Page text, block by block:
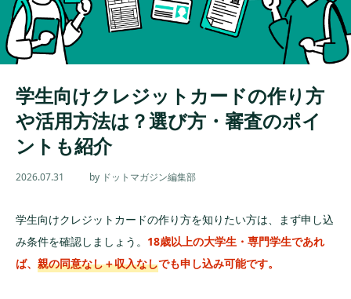
学生向けクレジットカードの作り方
や活用方法は？選び方・審査のポイ
ントも紹介
2026.07.31 by ドットマガジン編集部
学生向けクレジットカードの作り方を知りたい方は、まず申し込
み条件を確認しましょう。 18歳以上の大学生・専門学生であれ
ば、 親の同意なし＋収入なしでも申し込み可能です。